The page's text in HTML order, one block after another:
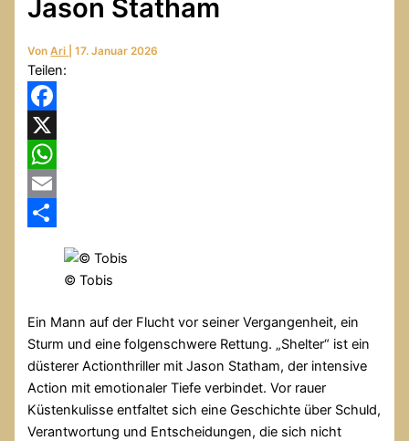
Jason Statham
VonAri |17. Januar 2026
Teilen:
Facebook
X
WhatsApp
Email
© Tobis
Ein Mann auf der Flucht vor seiner Vergangenheit, ein
Sturm und eine folgenschwere Rettung. „Shelter“ ist ein
düsterer Actionthriller mit Jason Statham, der intensive
Action mit emotionaler Tiefe verbindet. Vor rauer
Küstenkulisse entfaltet sich eine Geschichte über Schuld,
Verantwortung und Entscheidungen, die sich nicht